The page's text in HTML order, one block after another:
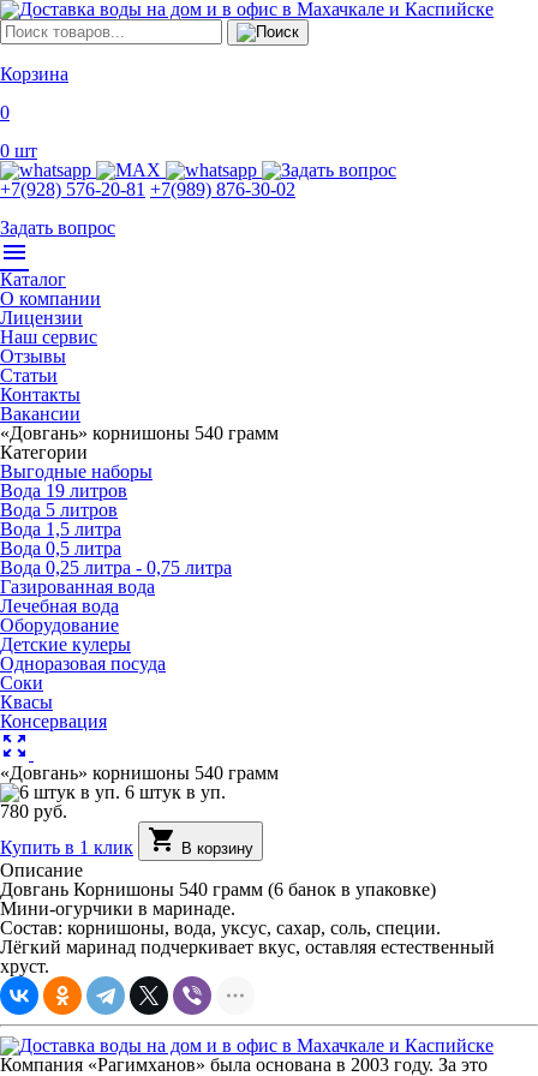
Корзина
0
0 шт
+7(928) 576-20-81 +7(989) 876-30-02
Задать вопрос
menu
Каталог
О компании
Лицензии
Наш сервис
Отзывы
Статьи
Контакты
Вакансии
«Довгань» корнишоны 540 грамм
Категории
Выгодные наборы
Вода 19 литров
Вода 5 литров
Вода 1,5 литра
Вода 0,5 литра
Вода 0,25 литра - 0,75 литра
Газированная вода
Лечебная вода
Оборудование
Детские кулеры
Одноразовая посуда
Соки
Квасы
Консервация
zoom_out_map
«Довгань» корнишоны 540 грамм
6 штук в уп.
780 руб.
Купить в 1 клик
shopping_cart В корзину
Описание
Довгань Корнишоны 540 грамм (6 банок в упаковке)
Мини-огурчики в маринаде.
Состав: корнишоны, вода, уксус, сахар, соль, специи.
Лёгкий маринад подчеркивает вкус, оставляя естественный
хруст.
Компания «Рагимханов» была основана в 2003 году. За это